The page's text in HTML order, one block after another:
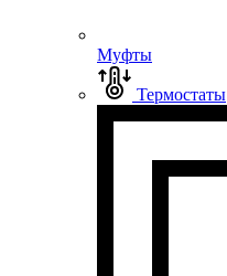
Муфты
Термостаты